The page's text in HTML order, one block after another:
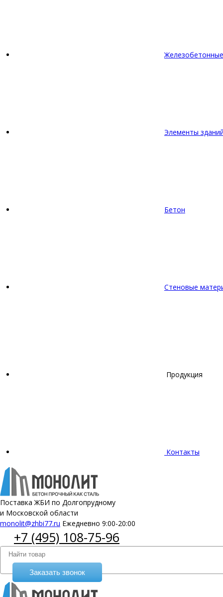
Элементы
Бетон
Стеновые
Продукция
Контакты
Поставка ЖБИ по Долгопрудному
и Московской области
monolit@zhbi77.ru Ежедневно 9:00-20:00
+7 (495) 108-75-96
Заказать звонок